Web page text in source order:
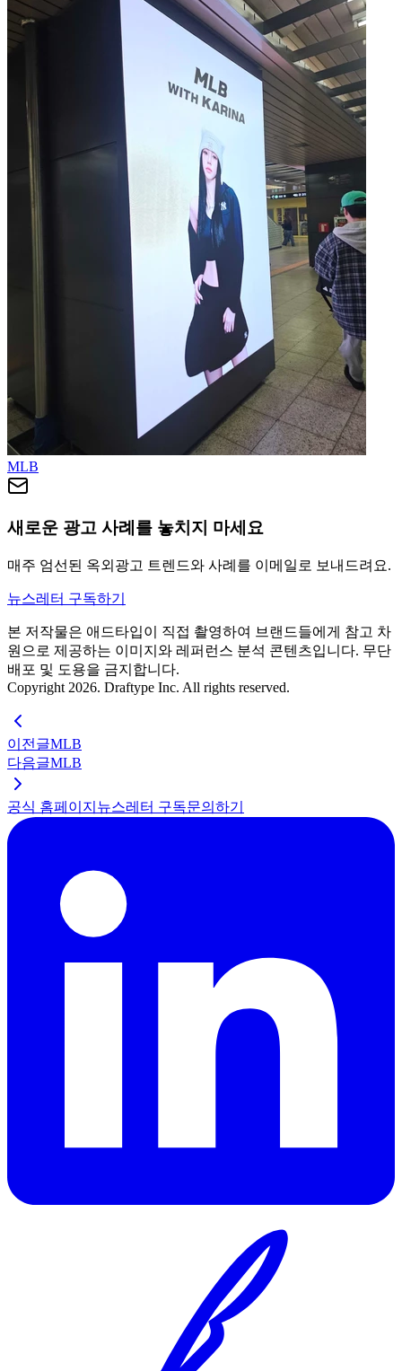
MLB
새로운 광고 사례를 놓치지 마세요
매주 엄선된 옥외광고 트렌드와 사례를 이메일로 보내드려요.
뉴스레터 구독하기
본 저작물은 애드타입이 직접 촬영하여 브랜드들에게 참고 차
원으로 제공하는 이미지와 레퍼런스 분석 콘텐츠입니다. 무단
배포 및 도용을 금지합니다.
Copyright 2026. Draftype Inc. All rights reserved.
이전글MLB
다음글MLB
공식 홈페이지 뉴스레터 구독문의하기